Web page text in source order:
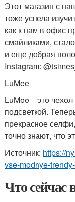
Этот магазин с
тоже успела
как к нам в офис
смайликами,
и еще добрая
Instagram: @tsimes_
LuMee
LuMee – это
подсветкой.
прекрасное
точно знают, что
Источник: https://
vse-modnye-
Что сейчас